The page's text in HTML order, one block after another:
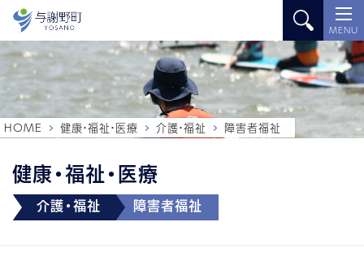
MENU
健康・福祉・医療
介護・福祉 障害者福祉
HOME 健康・福祉・医療 介護・福祉 障害者福祉